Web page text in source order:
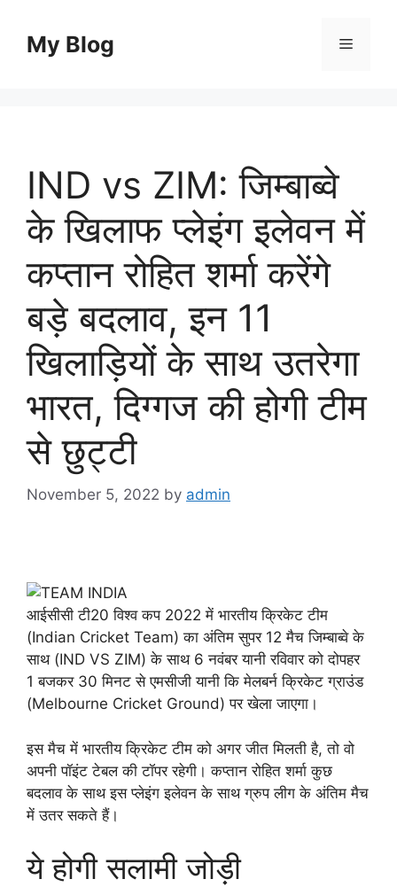
contentMy Blog Menu
IND vs ZIM: जिम्बाब्वे
के खिलाफ प्लेइंग इलेवन में
कप्तान रोहित शर्मा करेंगे
बड़े बदलाव, इन 11
खिलाड़ियों के साथ उतरेगा
भारत, दिग्गज की होगी टीम
से छुट्टी
November 5, 2022 by admin
आईसीसी टी20 विश्व कप 2022 में भारतीय क्रिकेट टीम
(Indian Cricket Team) का अंतिम सुपर 12 मैच जिम्बाब्वे के
साथ (IND VS ZIM) के साथ 6 नवंबर यानी रविवार को दोपहर
1 बजकर 30 मिनट से एमसीजी यानी कि मेलबर्न क्रिकेट ग्राउंड
(Melbourne Cricket Ground) पर खेला जाएगा।
इस मैच में भारतीय क्रिकेट टीम को अगर जीत मिलती है, तो वो
अपनी पॉइंट टेबल की टॉपर रहेगी। कप्तान रोहित शर्मा कुछ
बदलाव के साथ इस प्लेइंग इलेवन के साथ ग्रुप लीग के अंतिम मैच
में उतर सकते हैं।
ये होगी सलामी जोड़ी